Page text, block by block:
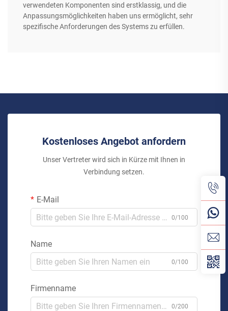
verwendeten Komponenten sind erstklassig, und die
Anpassungsmöglichkeiten haben uns ermöglicht, sehr
spezifische Anforderungen des Systems zu erfüllen.
Kostenloses Angebot anfordern
Unser Vertreter wird sich in Kürze mit Ihnen in
Verbindung setzen.
E-Mail
0/100
Name
0/100
Firmenname
0/200